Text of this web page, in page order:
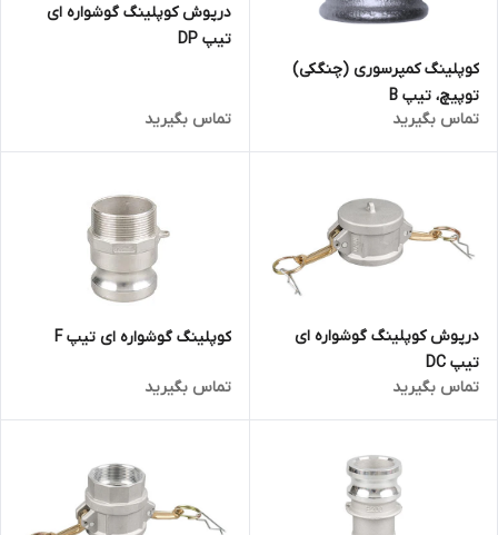
کوپلینگ کمپرسوری (چنگکی)
توپیچ، تیپ B
تماس بگیرید
درپوش کوپلینگ گوشواره ای
تیپ DP
تماس بگیرید
درپوش کوپلینگ گوشواره ای
تیپ DC
تماس بگیرید
کوپلینگ گوشواره ای تیپ F
تماس بگیرید